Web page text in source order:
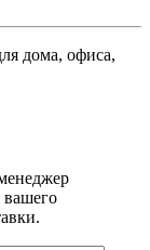
дома, офиса,
вашего